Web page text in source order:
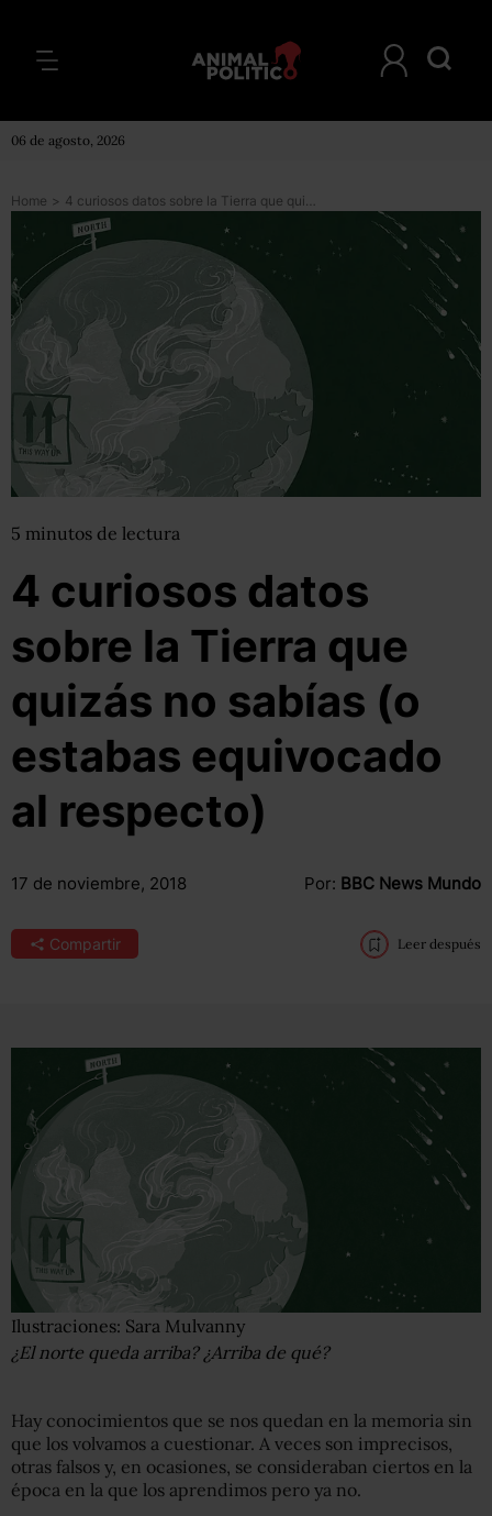
06 de agosto, 2026
Home > 4 curiosos datos sobre la Tierra que quizás no sabías (o estabas equivocado al respecto)
5 minutos de lectura
4 curiosos datos
sobre la Tierra que
quizás no sabías (o
estabas equivocado
al respecto)
17 de noviembre, 2018 Por: BBC News Mundo
Compartir Leer después
Ilustraciones: Sara Mulvanny
¿El norte queda arriba? ¿Arriba de qué?
Hay conocimientos que se nos quedan en la memoria sin
que los volvamos a cuestionar. A veces son imprecisos,
otras falsos y, en ocasiones, se consideraban ciertos en la
época en la que los aprendimos pero ya no.